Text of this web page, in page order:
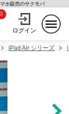
ホ販売のサクモバ
0
ログイン
iPad Air シリーズ